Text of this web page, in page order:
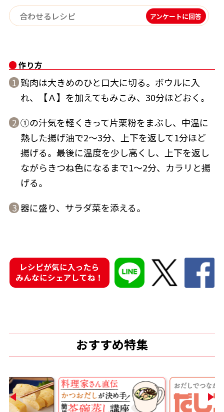
新鮮一番 『氷熟®』
『踊り節』
おすすめサイト
アンケートに回答
作り方
1 鶏肉は大きめのひと口大に切る。ボウルに入
れ、【Ａ】を加えてもみこみ、30分ほどおく。
2 ①の汁気を軽くきって片栗粉をまぶし、中温に
熱した揚げ油で2～3分、上下を返して1分ほど
揚げる。最後に温度を少し高くし、上下を返し
ながらきつね色になるまで1～2分、カラリと揚
げる。
3 器に盛り、サラダ菜を添える。
レシピが気に入ったら
みんなにシェアしてね！
おすすめ特集